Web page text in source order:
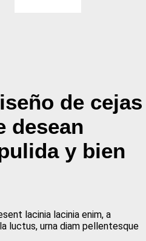
de cejas
desean
y bien
lacinia lacinia enim, a
luctus, urna diam pellentesque